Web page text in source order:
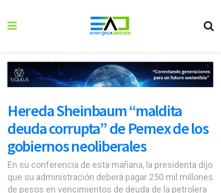
Hereda Sheinbaum “maldita
deuda corrupta” de Pemex de los
gobiernos neoliberales
En su conferencia de esta mañana, la presidenta dijo
que su administración deberá pagar 250 mil millones
de pesos en vencimientos de deuda de la petrolera